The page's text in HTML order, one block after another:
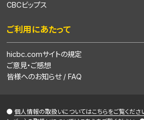
CBCビップス
ご利用にあたって
hicbc.comサイトの規定
ご意見・ご感想
皆様へのお知らせ / FAQ
●個人情報の取扱いについてはこちらをご覧くださ